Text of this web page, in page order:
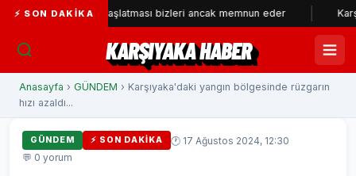
⚡ SON DAKIKAbaşlatması bizleri ancak memnun eder
KARŞIYAKA HABER
Anasayfa › GÜNDEM › Karşıyaka'daki yangın bölgesinde rüzgarın
hızı azaldı...
GÜNDEM ⚡ SON DAKIKA
🕐 17 Ağustos 2024, 12:30
💬 0 yorum